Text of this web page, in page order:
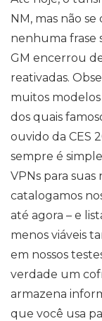
NM, mas não se
nenhuma frase
GM encerrou
reativadas.
muitos
dos quais
ouvido da CES
sempre é
VPNs para suas
catalogamos
até agora – e
menos viáveis
em nossos
verdade um
armazena
que você usa